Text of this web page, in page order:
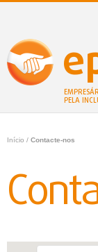
PELA
Início / Contacte-nos